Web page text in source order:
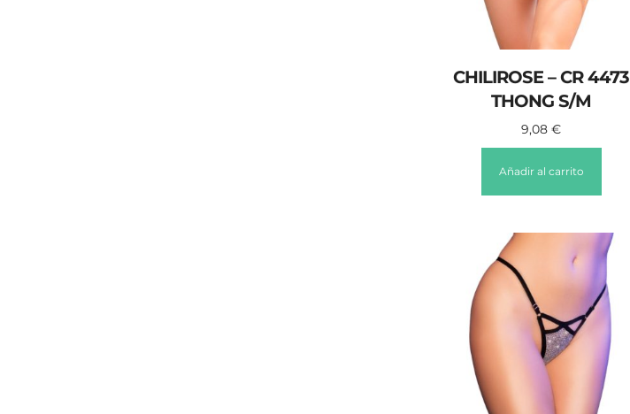
CHILIROSE – CR 4473
THONG S/M
9,08€
Añadir al carrito